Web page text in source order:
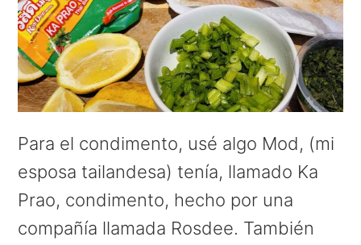
Para el condimento, usé algo Mod, (mi
esposa tailandesa) tenía, llamado Ka
Prao, condimento, hecho por una
compañía llamada Rosdee. También